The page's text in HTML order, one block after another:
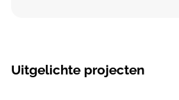
Uitgelichte projecten